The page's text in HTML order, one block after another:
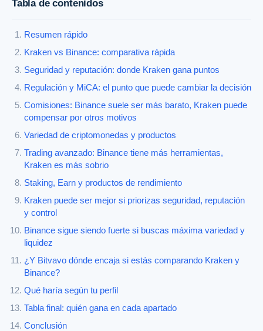
Tabla de contenidos
Resumen rápido
Kraken vs Binance: comparativa rápida
Seguridad y reputación: donde Kraken gana puntos
Regulación y MiCA: el punto que puede cambiar la decisión
Comisiones: Binance suele ser más barato, Kraken puede
compensar por otros motivos
Variedad de criptomonedas y productos
Trading avanzado: Binance tiene más herramientas,
Kraken es más sobrio
Staking, Earn y productos de rendimiento
Kraken puede ser mejor si priorizas seguridad, reputación
y control
Binance sigue siendo fuerte si buscas máxima variedad y
liquidez
¿Y Bitvavo dónde encaja si estás comparando Kraken y
Binance?
Qué haría según tu perfil
Tabla final: quién gana en cada apartado
Conclusión